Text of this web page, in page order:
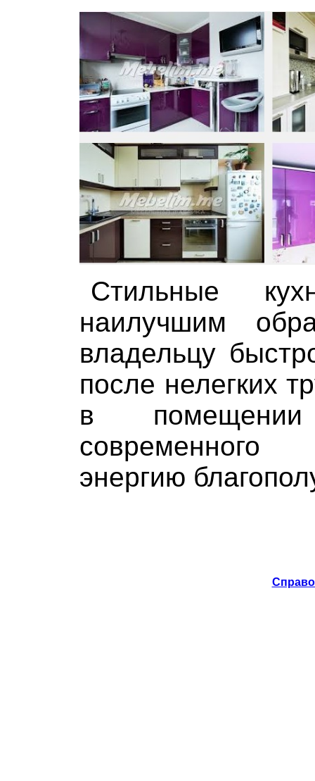
Стильные
наилучшим
владельцу
после нелегких
в
современного
энергию